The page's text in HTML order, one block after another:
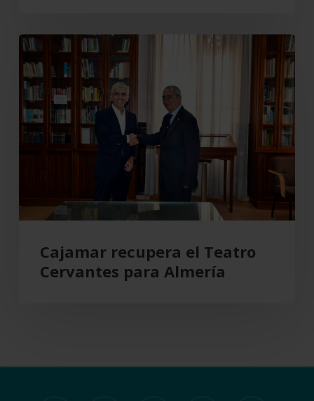
actividad
comercial
Cajamar
recupera
el
Teatro
Cervantes
para
Cajamar recupera el Teatro
Cervantes para Almería